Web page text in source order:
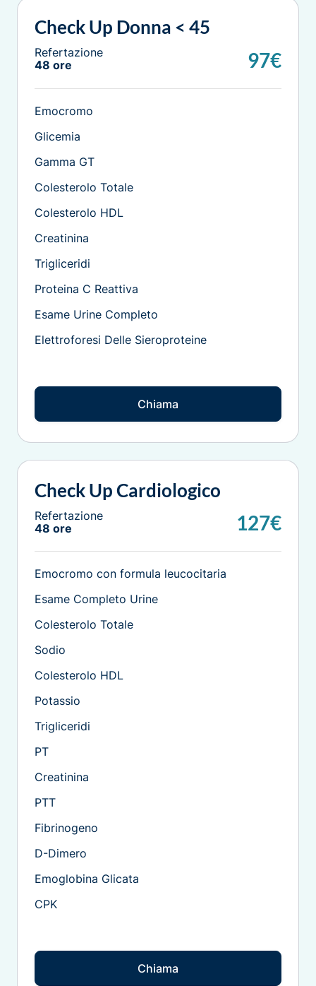
Check Up Donna < 45
Refertazione
48 ore
97€
Emocromo
Glicemia
Gamma GT
Colesterolo Totale
Colesterolo HDL
Creatinina
Trigliceridi
Proteina C Reattiva
Esame Urine Completo
Elettroforesi Delle Sieroproteine
Chiama
Check Up Cardiologico
Refertazione
48 ore
127€
Emocromo con formula leucocitaria
Esame Completo Urine
Colesterolo Totale
Sodio
Colesterolo HDL
Potassio
Trigliceridi
PT
Creatinina
PTT
Fibrinogeno
D-Dimero
Emoglobina Glicata
CPK
Chiama